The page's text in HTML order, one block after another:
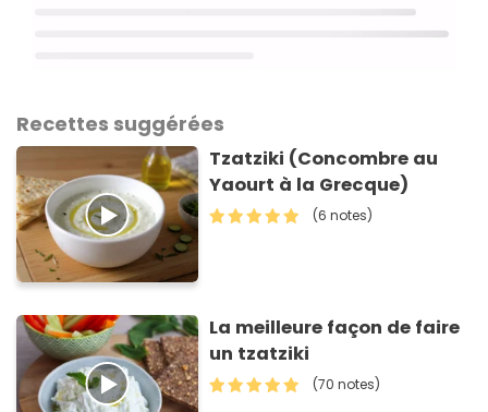
Recettes suggérées
Tzatziki (Concombre au
Yaourt à la Grecque)
(6 notes)
La meilleure façon de faire
un tzatziki
(70 notes)